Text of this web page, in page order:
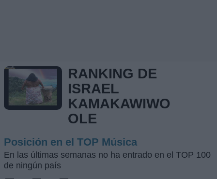
RANKING DE
ISRAEL
KAMAKAWIWO
OLE
Posición en el TOP Música
En las últimas semanas no ha entrado en el TOP 100
de ningún país